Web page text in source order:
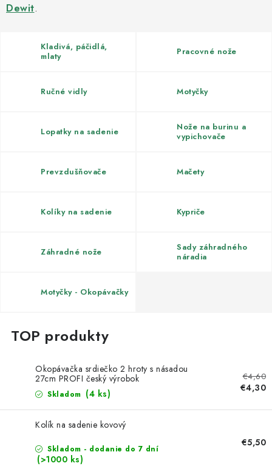
Kontakty
Dewit.
Kladivá, páčidlá,
mlaty
Pracovné nože
Ručné vidly Motyčky
Lopatky na sadenie
Nože na burinu a
vypichovače
Prevzdušňovače Mačety
Kolíky na sadenie Kypriče
Záhradné nože
Sady záhradného
náradia
Motyčky - Okopávačky
Okopávačka srdiečko 2 hroty s násadou
27cm PROFI český výrobok
Skladom (4 ks)
€4,60
€4,30
Kolík na sadenie kovový
Skladom - dodanie do 7 dní
(>1000 ks)
€5,50